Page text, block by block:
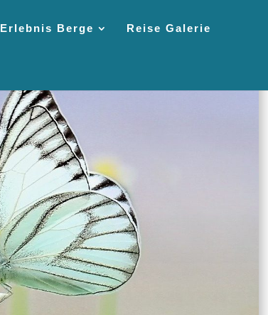
Erlebnis Berge Reise Galerie